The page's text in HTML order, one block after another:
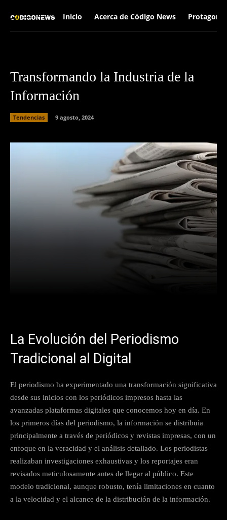
Inicio Acerca de Código News
Transformando la Industria de la
Información
Tendencias 9 agosto, 2024
La Evolución del Periodismo
Tradicional al Digital
El periodismo ha experimentado una transformación significativa
desde sus inicios con los periódicos impresos hasta las
avanzadas plataformas digitales que conocemos hoy en día. En
los primeros días del periodismo, la información se distribuía
principalmente a través de periódicos y revistas impresas, con un
enfoque en la veracidad y el análisis detallado. Los periodistas
realizaban investigaciones exhaustivas y los reportajes eran
revisados meticulosamente antes de llegar al público. Este
modelo tradicional, aunque robusto, tenía limitaciones en cuanto
a la velocidad y el alcance de la distribución de la información.